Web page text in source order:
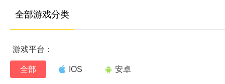
全部游戏分类
游戏平台：
全部 IOS 安卓